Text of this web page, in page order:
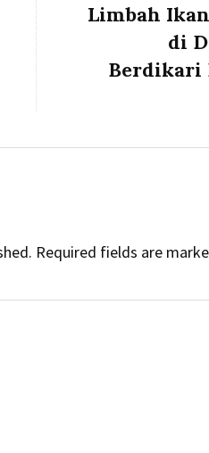
Next
Limbah
di
Berdikari
Required fields are